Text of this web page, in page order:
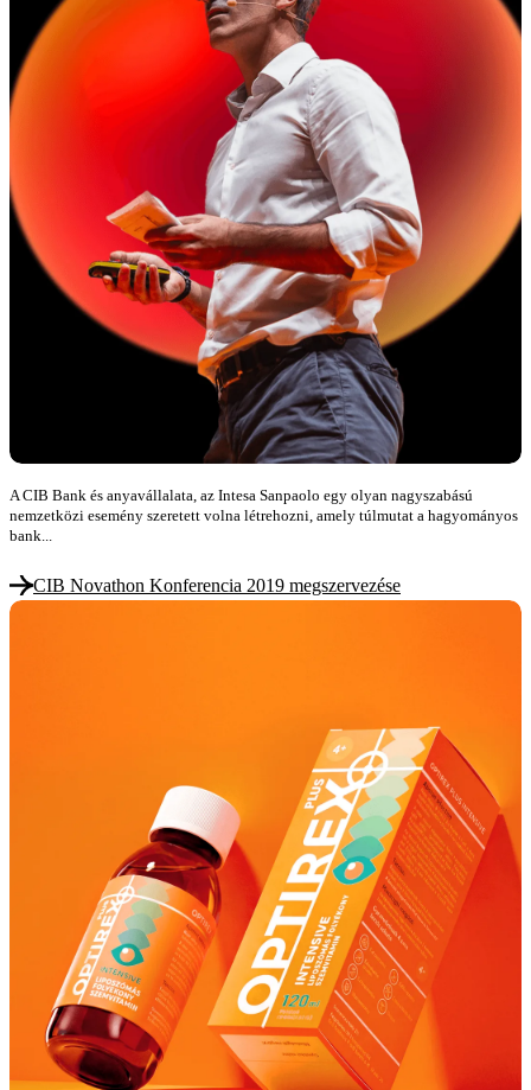
A CIB Bank és anyavállalata, az Intesa Sanpaolo egy olyan nagyszabású
nemzetközi esemény szeretett volna létrehozni, amely túlmutat a hagyományos
bank...
CIB Novathon Konferencia 2019 megszervezése